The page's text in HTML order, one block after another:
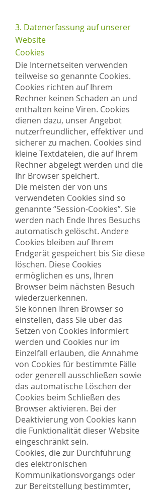
3. Datenerfassung auf unserer
Website
Cookies
Die Internetseiten verwenden
teilweise so genannte Cookies.
Cookies richten auf Ihrem
Rechner keinen Schaden an und
enthalten keine Viren. Cookies
dienen dazu, unser Angebot
nutzerfreundlicher, effektiver und
sicherer zu machen. Cookies sind
kleine Textdateien, die auf Ihrem
Rechner abgelegt werden und die
Ihr Browser speichert.
Die meisten der von uns
verwendeten Cookies sind so
genannte “Session-Cookies”. Sie
werden nach Ende Ihres Besuchs
automatisch gelöscht. Andere
Cookies bleiben auf Ihrem
Endgerät gespeichert bis Sie diese
löschen. Diese Cookies
ermöglichen es uns, Ihren
Browser beim nächsten Besuch
wiederzuerkennen.
Sie können Ihren Browser so
einstellen, dass Sie über das
Setzen von Cookies informiert
werden und Cookies nur im
Einzelfall erlauben, die Annahme
von Cookies für bestimmte Fälle
oder generell ausschließen sowie
das automatische Löschen der
Cookies beim Schließen des
Browser aktivieren. Bei der
Deaktivierung von Cookies kann
die Funktionalität dieser Website
eingeschränkt sein.
Cookies, die zur Durchführung
des elektronischen
Kommunikationsvorgangs oder
zur Bereitstellung bestimmter,